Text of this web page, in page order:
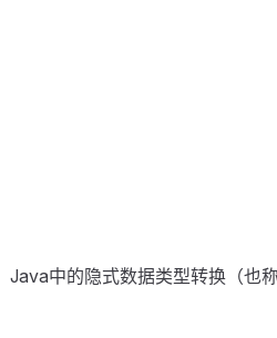
中的隐式数据类型转换（也